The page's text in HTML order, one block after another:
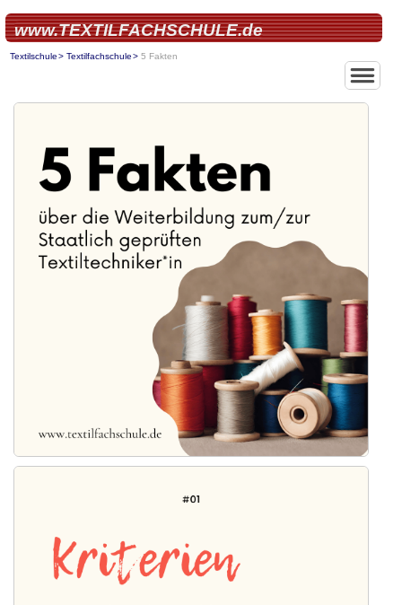
www.TEXTILFACHSCHULE.de
Textilschule Textilfachschule 5 Fakten